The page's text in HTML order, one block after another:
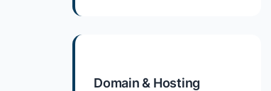
Domain & Hosting